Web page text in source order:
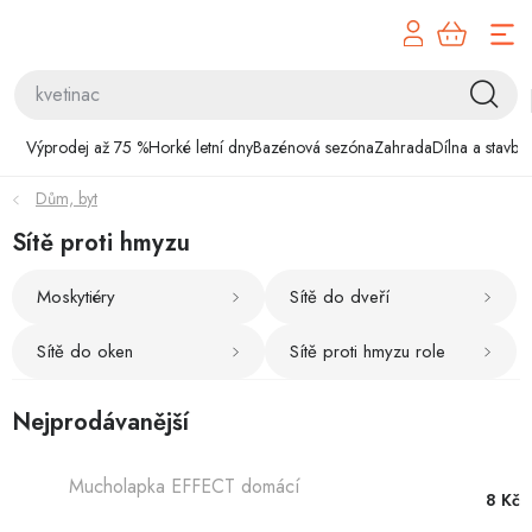
Výprodej až 75 %Horké letní dnyBazénová sezónaZahradaDílna a stavba
Výprodej až 75 %
Horké letní dny
Bazénová sezóna
Zahrada
Dílna a stavba
Domácnost
Chovatelské potřeby
Dům, byt
Sítě proti hmyzu
Moskytiéry Sítě do dveří
Sítě do oken Sítě proti hmyzu role
Nejprodávanější
Mucholapka EFFECT domácí 8 Kč